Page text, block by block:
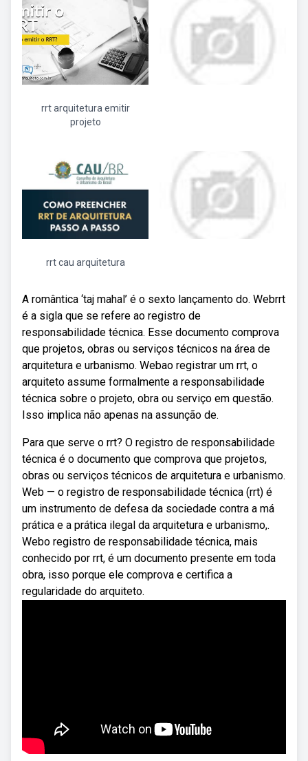
rrt arquitetura emitir
projeto
rrt cau arquitetura
A romântica ‘taj mahal’ é o sexto lançamento do. Webrrt
é a sigla que se refere ao registro de
responsabilidade técnica. Esse documento comprova
que projetos, obras ou serviços técnicos na área de
arquitetura e urbanismo. Webao registrar um rrt, o
arquiteto assume formalmente a responsabilidade
técnica sobre o projeto, obra ou serviço em questão.
Isso implica não apenas na assunção de.
Para que serve o rrt? O registro de responsabilidade
técnica é o documento que comprova que projetos,
obras ou serviços técnicos de arquitetura e urbanismo.
Web — o registro de responsabilidade técnica (rrt) é
um instrumento de defesa da sociedade contra a má
prática e a prática ilegal da arquitetura e urbanismo,.
Webo registro de responsabilidade técnica, mais
conhecido por rrt, é um documento presente em toda
obra, isso porque ele comprova e certifica a
regularidade do arquiteto.